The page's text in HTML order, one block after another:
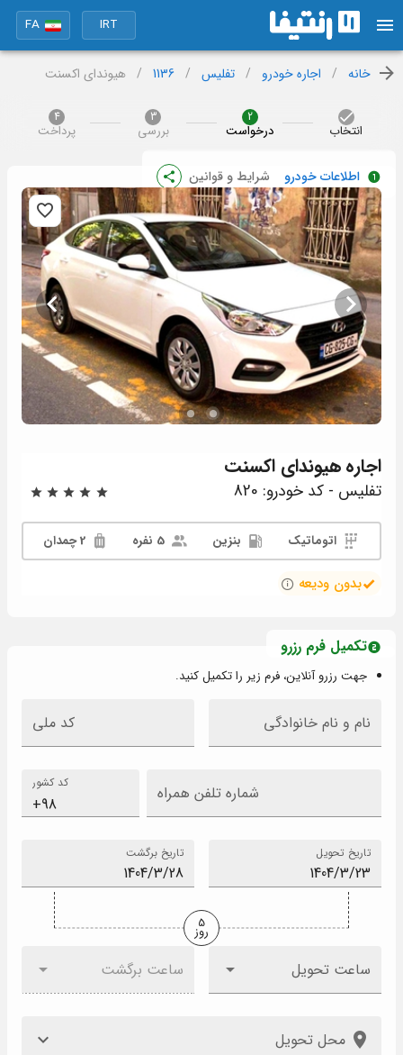
IRT
FA
خانه / اجاره خودرو / تفلیس /
1136
/ هیوندای اکسنت
انتخاب
2
درخواست
3
بررسی
4
پرداخت
اطلاعات خودرو شرایط و قوانین
اجارههیوندای اکسنت
تفلیس - کد خودرو: 820
اتوماتیک بنزین 2 چمدان
بدون ودیعه
تکمیل فرم رزرو
جهت رزرو آنلاین، فرم زیر را تکمیل کنید.
نام و نام خانوادگی کد ملی
کد کشور شماره تلفن همراه
تاریخ تحویل تاریخ برگشت
5
روز
ساعت تحویل ساعت برگشت
محل تحویل